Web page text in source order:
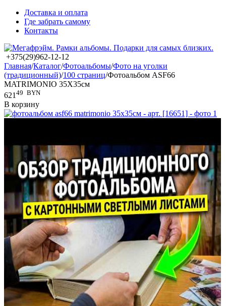
Доставка и оплата
Где забрать самому
Контакты
+375(29)962-12-12
Главная/Каталог/Фотоальбомы/Фото на уголки
(традиционный)/100 страниц/Фотоальбом ASF66
MATRIMONIO 35X35см
621 49 BYN
В корзину